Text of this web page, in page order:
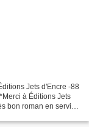
Jets d'Encre -88
à Éditions Jets
bon roman en service